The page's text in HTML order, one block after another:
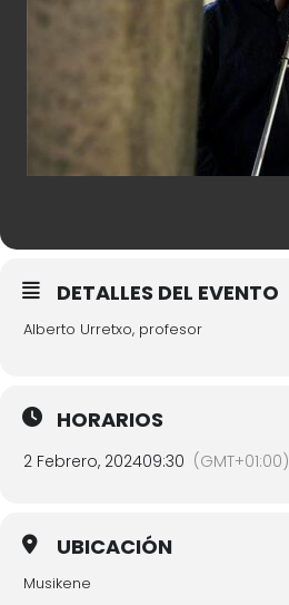
DETALLES DEL EVENTO
Alberto Urretxo, profesor
HORARIOS
2 Febrero, 202409:30 (GMT+01:00)
UBICACIÓN
Musikene